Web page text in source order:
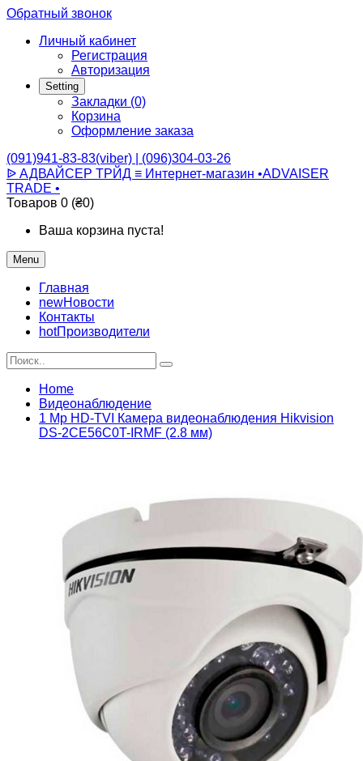
Обратный звонок
Личный кабинет
Регистрация
Авторизация
Setting
Закладки (0)
Корзина
Оформление заказа
(091)941-83-83(viber) | (096)304-03-26
ᐉ АДВАЙСЕР ТРЙД ≡ Интернет-магазин •ADVAISER
TRADE •
Товаров 0 (₴0)
Ваша корзина пуста!
Menu
Главная
newНовости
Контакты
hotПроизводители
Home
Видеонаблюдение
1 Mp HD-TVI Камера видеонаблюдения Hikvision
DS-2CE56C0T-IRMF (2.8 мм)